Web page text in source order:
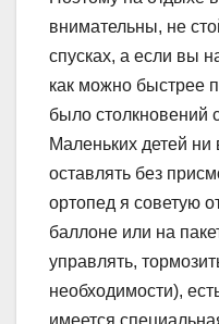
внимательны, не
спусках, а если вы
как можно быстрее
было столкновений
Маленьких детей ни
оставлять без
ортопед я советую
баллоне или на
управлять,
необходимости),